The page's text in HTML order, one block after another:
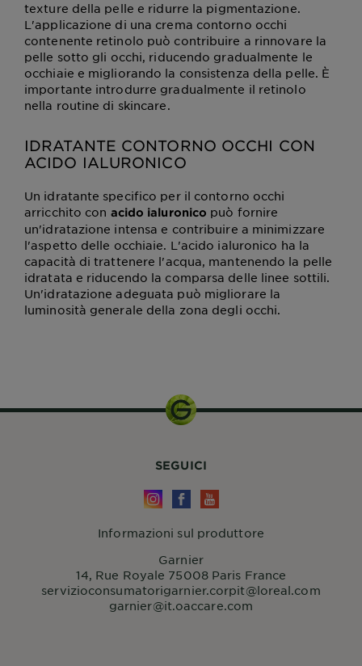
texture della pelle e ridurre la pigmentazione.
L'applicazione di una crema contorno occhi
contenente retinolo può contribuire a rinnovare la
pelle sotto gli occhi, riducendo gradualmente le
occhiaie e migliorando la consistenza della pelle. È
importante introdurre gradualmente il retinolo
nella routine di skincare.
IDRATANTE CONTORNO OCCHI CON
ACIDO IALURONICO
Un idratante specifico per il contorno occhi
arricchito con acido ialuronico può fornire
un'idratazione intensa e contribuire a minimizzare
l'aspetto delle occhiaie. L'acido ialuronico ha la
capacità di trattenere l'acqua, mantenendo la pelle
idratata e riducendo la comparsa delle linee sottili.
Un'idratazione adeguata può migliorare la
luminosità generale della zona degli occhi.
SEGUICI
Informazioni sul produttore
Garnier
14, Rue Royale 75008 Paris France
servizioconsumatorigarnier.corpit@loreal.com
garnier@it.oaccare.com